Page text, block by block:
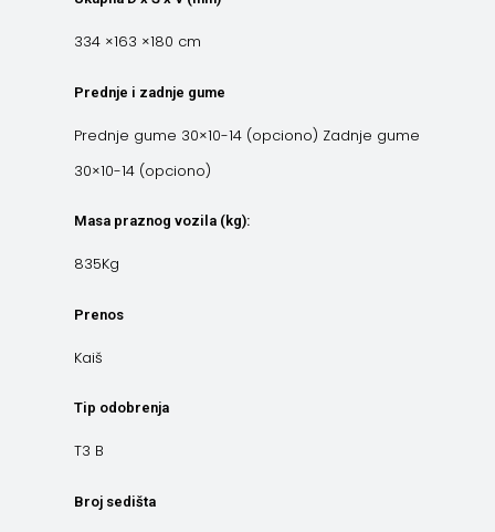
334 ×163 ×180 cm
Prednje i zadnje gume
Prednje gume 30×10-14 (opciono) Zadnje gume
30×10-14 (opciono)
Masa praznog vozila (kg):
835Kg
Prenos
Kaiš
Tip odobrenja
T3 B
Broj sedišta